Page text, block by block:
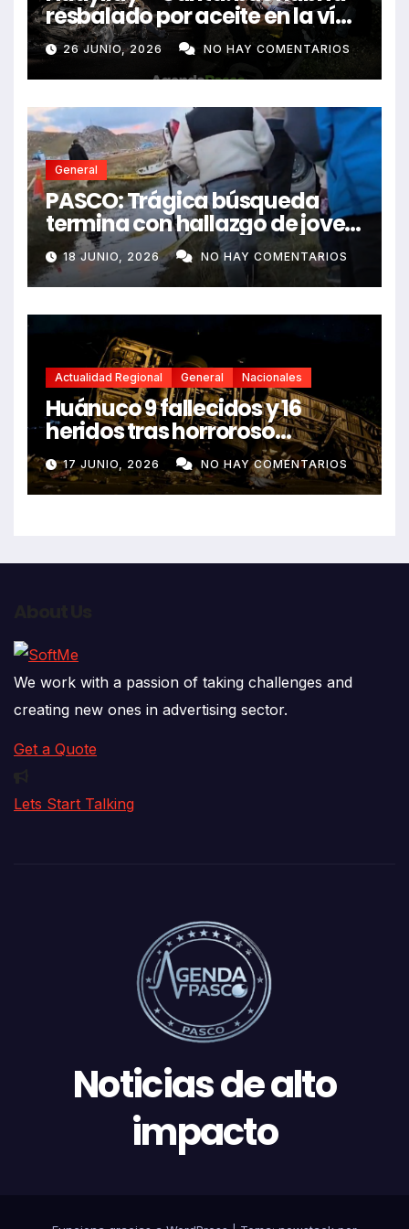
resbalado por aceite en la vía
e impactó auto siniestrado
dejando dos fallecidos
26 JUNIO, 2026 NO HAY COMENTARIOS
General
PASCO: Trágica búsqueda
termina con hallazgo de joven
sin vida en Rancas
18 JUNIO, 2026 NO HAY COMENTARIOS
Actualidad Regional General Nacionales
Huánuco 9 fallecidos y 16
heridos tras horroroso
despiste de bus Real Chancas
que impactó contra vivienda
17 JUNIO, 2026 NO HAY COMENTARIOS
We work with a passion of taking challenges and
creating new ones in advertising sector.
Get a Quote
Lets Start Talking
Noticias de alto
impacto